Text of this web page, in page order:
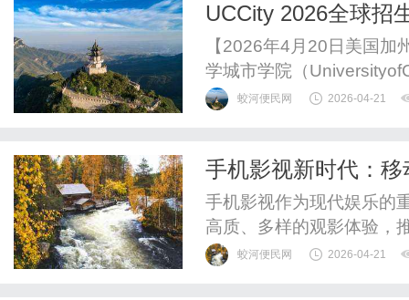
一、生成引擎优化：网络
UCCity 2026全球招
【2026年4月20日美国
学城市学院（
2026年度全球招生工作
蛟河便民网 2026-04-21
手机影视新时代：
析
手机影视作为现代娱乐的
高质、多样的观影体验，
蛟河便民网 2026-04-21